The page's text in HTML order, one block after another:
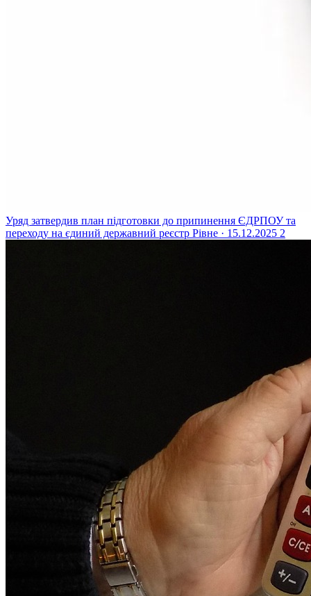
Уряд затвердив план підготовки до припинення ЄДРПОУ та
переходу на єдиний державний реєстр Рівне · 15.12.2025 2